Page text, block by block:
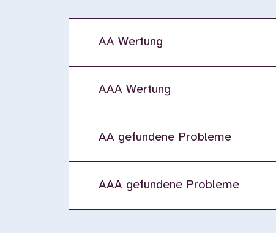
AA Wertung
AAA Wertung
AA gefundene Probleme
AAA gefundene Probleme